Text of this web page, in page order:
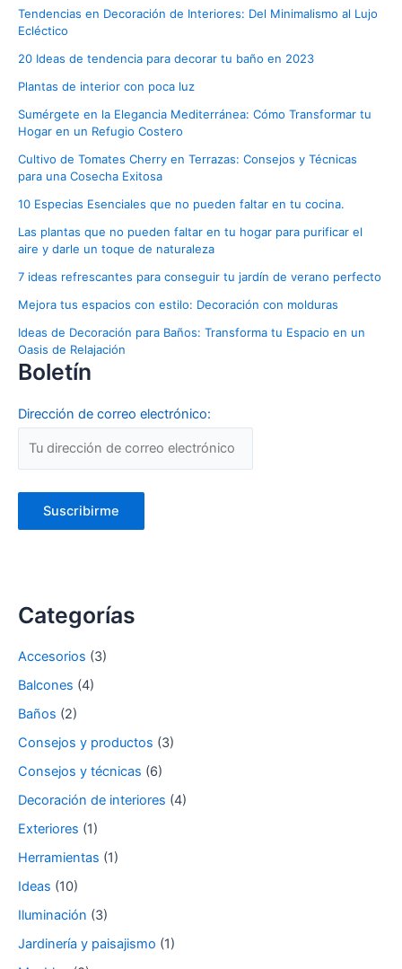
Tendencias en Decoración de Interiores: Del Minimalismo al Lujo
Ecléctico
20 Ideas de tendencia para decorar tu baño en 2023
Plantas de interior con poca luz
Sumérgete en la Elegancia Mediterránea: Cómo Transformar tu
Hogar en un Refugio Costero
Cultivo de Tomates Cherry en Terrazas: Consejos y Técnicas
para una Cosecha Exitosa
10 Especias Esenciales que no pueden faltar en tu cocina.
Las plantas que no pueden faltar en tu hogar para purificar el
aire y darle un toque de naturaleza
7 ideas refrescantes para conseguir tu jardín de verano perfecto
Mejora tus espacios con estilo: Decoración con molduras
Ideas de Decoración para Baños: Transforma tu Espacio en un
Oasis de Relajación
Boletín
Dirección de correo electrónico:
Categorías
Accesorios (3)
Balcones (4)
Baños (2)
Consejos y productos (3)
Consejos y técnicas (6)
Decoración de interiores (4)
Exteriores (1)
Herramientas (1)
Ideas (10)
Iluminación (3)
Jardinería y paisajismo (1)